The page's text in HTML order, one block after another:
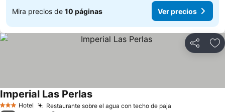
Mira precios de 10 páginas Ver precios
Compartir
3 Estrellas
Hotel Restaurante sobre el agua con techo de paja
Imperial Las Perlas